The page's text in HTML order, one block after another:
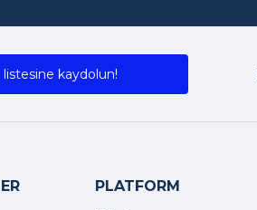
listesine kaydolun!
PLATFORM